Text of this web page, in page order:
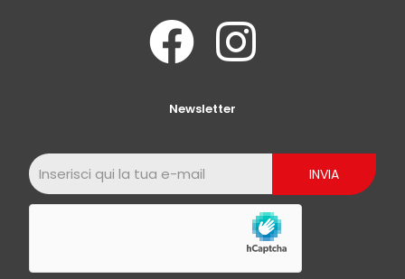
Newsletter